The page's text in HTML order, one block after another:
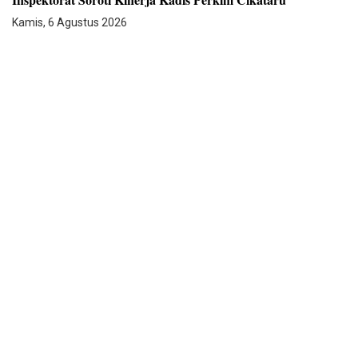
Kamis, 6 Agustus 2026